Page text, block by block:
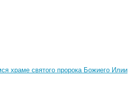
храме святого пророка Божиего Илии